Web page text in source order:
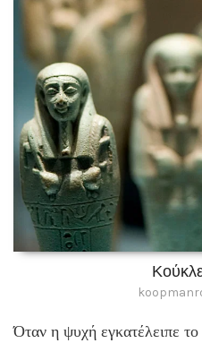
Όταν η ψυχή εγκατέλειπε